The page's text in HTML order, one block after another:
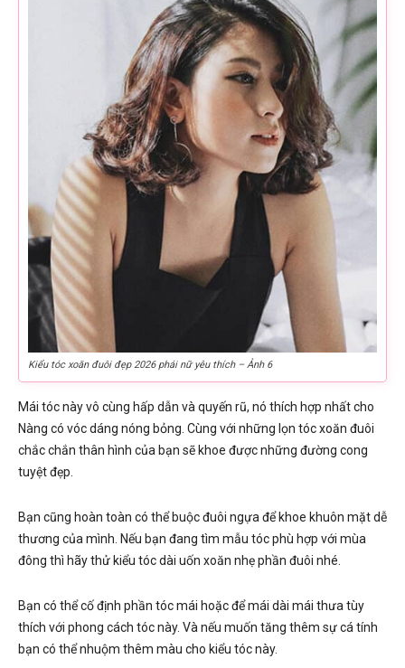
Kiểu tóc xoăn đuôi đẹp 2026 phái nữ yêu thích – Ảnh 6
Mái tóc này vô cùng hấp dẫn và quyến rũ, nó thích hợp nhất cho
Nàng có vóc dáng nóng bỏng. Cùng với những lọn tóc xoăn đuôi
chắc chắn thân hình của bạn sẽ khoe được những đường cong
tuyệt đẹp.
Bạn cũng hoàn toàn có thể buộc đuôi ngựa để khoe khuôn mặt dễ
thương của mình. Nếu bạn đang tìm mẫu tóc phù hợp với mùa
đông thì hãy thử kiểu tóc dài uốn xoăn nhẹ phần đuôi nhé.
Bạn có thể cố định phần tóc mái hoặc để mái dài mái thưa tùy
thích với phong cách tóc này. Và nếu muốn tăng thêm sự cá tính
bạn có thể nhuộm thêm màu cho kiểu tóc này.